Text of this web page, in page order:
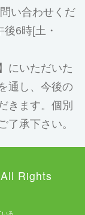
い合わせくだ
6時[土・
】にいただいた
通し、今後の
きます。個別
了承下さい。
Rights